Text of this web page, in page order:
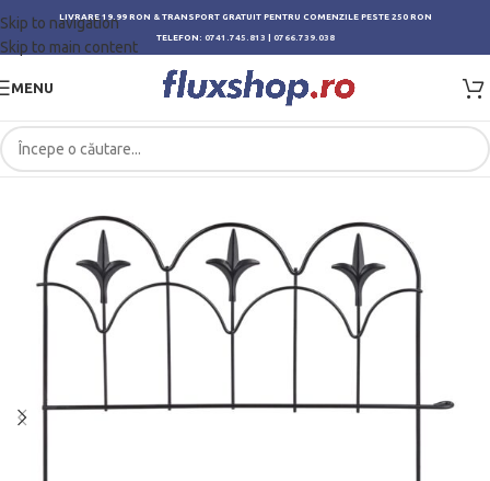
Skip to navigation
Skip to main content
LIVRARE 19.99 RON & TRANSPORT GRATUIT PENTRU COMENZILE PESTE 250 RON
TELEFON: 0741.745.813 0766.739.038
MENU